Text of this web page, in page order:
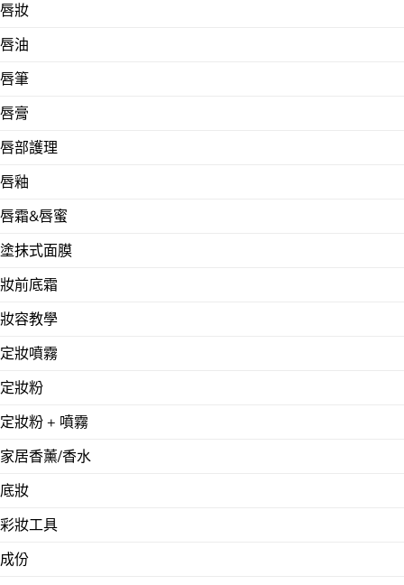
唇妝
唇油
唇筆
唇膏
唇部護理
唇釉
唇霜&唇蜜
塗抹式面膜
妝前底霜
妝容教學
定妝噴霧
定妝粉
定妝粉 + 噴霧
家居香薰/香水
底妝
彩妝工具
成份